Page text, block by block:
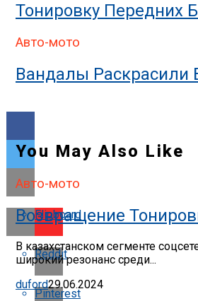
Тонировку Передних
Авто-мото
Вандалы Раскрасили
Flipboard
Reddit
Pinterest
You May Also Like
Авто-мото
Возвращение
В казахстанском сегменте
широкий резонанс среди...
duford29.06.2024